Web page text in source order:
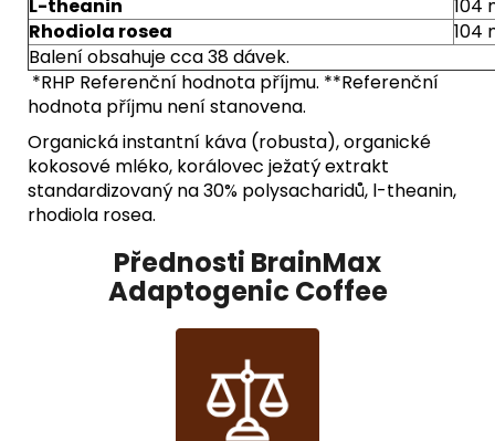
L-theanin
104
Rhodiola rosea
104
Balení obsahuje cca 38 dávek.
*RHP Referenční hodnota příjmu. **Referenční
hodnota příjmu není stanovena.
Organická instantní káva (robusta), organické
kokosové mléko, korálovec ježatý extrakt
standardizovaný na 30% polysacharidů, l-theanin,
rhodiola rosea.
Přednosti BrainMax
Adaptogenic Coffee